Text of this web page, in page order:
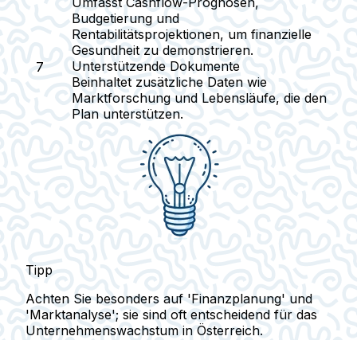
Budgetierung und
Rentabilitätsprojektionen, um finanzielle
Gesundheit zu demonstrieren.
Unterstützende Dokumente
Beinhaltet zusätzliche Daten wie
Marktforschung und Lebensläufe, die den
Plan unterstützen.
Tipp
Achten Sie besonders auf 'Finanzplanung' und
'Marktanalyse'; sie sind oft entscheidend für das
Unternehmenswachstum in Österreich.